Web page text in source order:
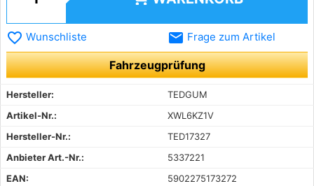
favorite_border Wunschliste email Frage zum Artikel
Fahrzeugprüfung
Hersteller:
TEDGUM
Artikel-Nr.:
XWL6KZ1V
Hersteller-Nr.:
TED17327
Anbieter Art.-Nr.:
5337221
EAN:
5902275173272